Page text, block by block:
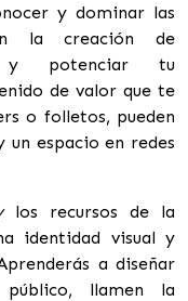
y dominar las
la creación de
y potenciar tu
de valor que te
o folletos, pueden
espacio en redes
los recursos de la
identidad visual y
a diseñar
llamen la